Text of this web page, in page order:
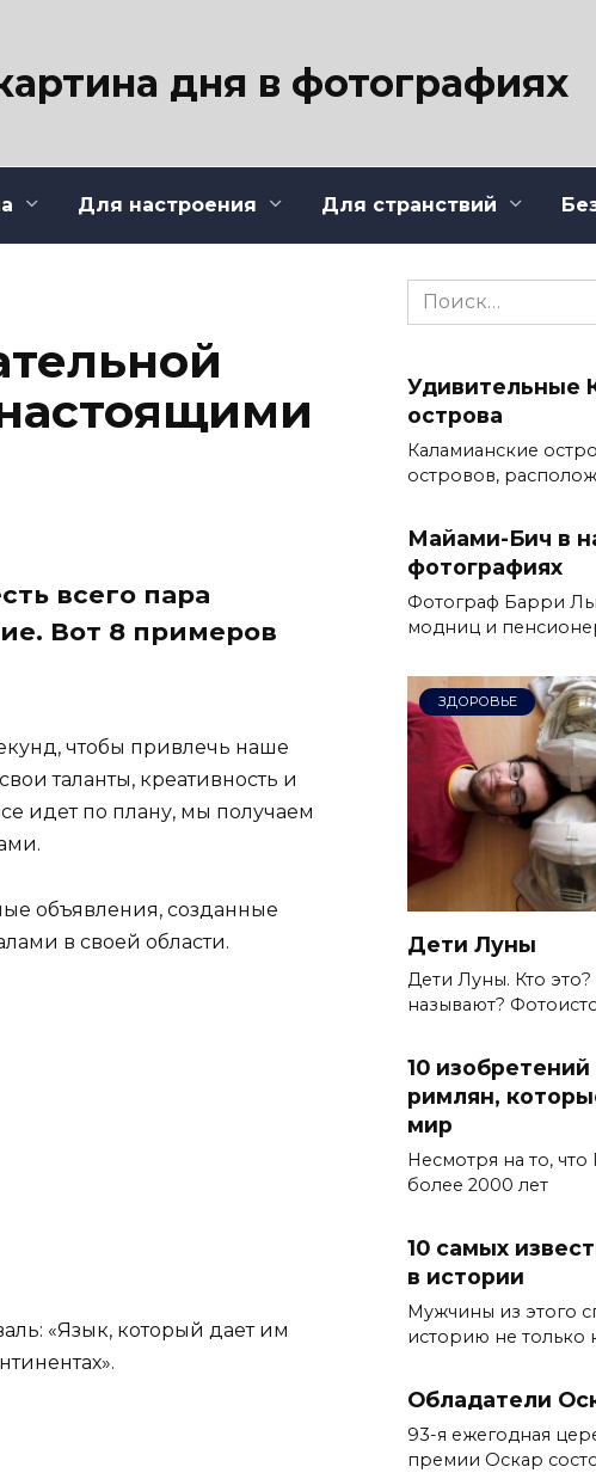
дня в фотографиях
Для настроения Для странствий
всего пара
Вот 8 примеров
чтобы привлечь наше
таланты, креативность и
идет по плану, мы получаем
объявления, созданные
в своей области.
«Язык, который дает им
Search
for:
Удивительные
острова
Каламианские
островов,
Майами-Бич в
фотографиях
Фотограф Барри
модниц и
ЗДОРОВЬЕ
Дети Луны
Дети Луны. Кто
называют?
10
римлян,
мир
Несмотря на то,
более 2000 лет
10 самых
в истории
Мужчины из этого
историю не только
Обладатели
93-я ежегодная
премии Оскар